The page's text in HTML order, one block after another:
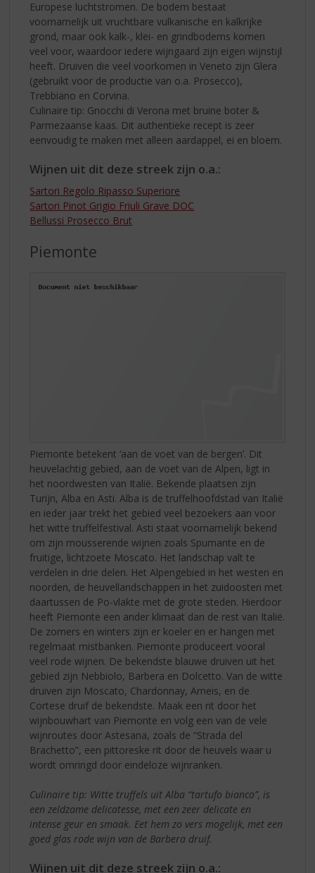
Europese luchtstromen. De bodem bestaat
voornamelijk uit vruchtbare vulkanische en kalkrijke
grond, maar ook kalk-, klei- en grindbodems komen
veel voor, waardoor iedere wijngaard zijn eigen wijnstijl
heeft. Druiven die veel voorkomen in Veneto zijn Glera
(gebruikt voor de productie van o.a. Prosecco),
Trebbiano en Corvina.
Culinaire tip: Gnocchi di Verona met bruine boter &
Parmezaanse kaas. Dit authentieke recept is zeer
eenvoudig te maken met alleen aardappel, ei en bloem.
Wijnen uit dit deze streek zijn o.a.:
Sartori Regolo Ripasso Superiore
Sartori Pinot Grigio Friuli Grave DOC
Bellussi Prosecco Brut
Piemonte
Piemonte betekent ‘aan de voet van de bergen’. Dit
heuvelachtig gebied, aan de voet van de Alpen, ligt in
het noordwesten van Italië. Bekende plaatsen zijn
Turijn, Alba en Asti. Alba is de truffelhoofdstad van Italië
en ieder jaar trekt het gebied veel bezoekers aan voor
het witte truffelfestival. Asti staat voornamelijk bekend
om zijn mousserende wijnen zoals Spumante en de
fruitige, lichtzoete Moscato. Het landschap valt te
verdelen in drie delen. Het Alpengebied in het westen en
noorden, de heuvellandschappen in het zuidoosten met
daartussen de Po-vlakte met de grote steden. Hierdoor
heeft Piemonte een ander klimaat dan de rest van Italië.
De zomers en winters zijn er koeler en er hangen met
regelmaat mistbanken. Piemonte produceert vooral
veel rode wijnen. De bekendste blauwe druiven uit het
gebied zijn Nebbiolo, Barbera en Dolcetto. Van de witte
druiven zijn Moscato, Chardonnay, Arneis, en de
Cortese druif de bekendste. Maak een rit door het
wijnbouwhart van Piemonte en volg een van de vele
wijnroutes door Astesana, zoals de “Strada del
Brachetto”, een pittoreske rit door de heuvels waar u
wordt omringd door eindeloze wijnranken.
Culinaire tip: Witte truffels uit Alba “tartufo bianco”, is
een zeldzame delicatesse, met een zeer delicate en
intense geur en smaak. Eet hem zo vers mogelijk, met een
goed glas rode wijn van de Barbera druif.
Wijnen uit dit deze streek zijn o.a.: